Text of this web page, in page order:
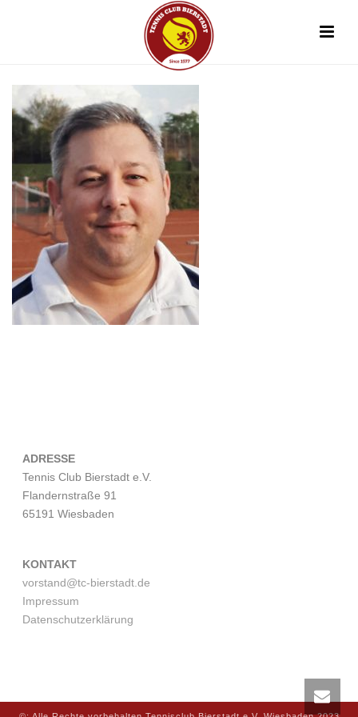
ADRESSE
Tennis Club Bierstadt e.V.
Flandernstraße 91
65191 Wiesbaden
KONTAKT
vorstand@tc-bierstadt.de
Impressum
Datenschutzerklärung